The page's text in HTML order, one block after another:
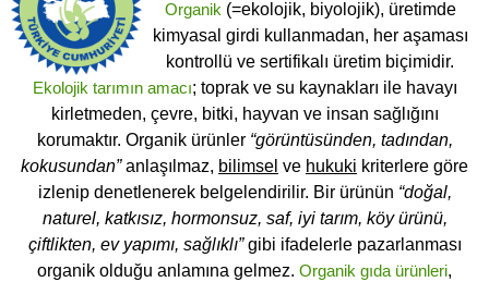
Organik (=ekolojik, biyolojik), üretimde
kimyasal girdi kullanmadan, her aşaması
kontrollü ve sertifikalı üretim biçimidir.
Ekolojik tarımın amacı; toprak ve su kaynakları ile havayı
kirletmeden, çevre, bitki, hayvan ve insan sağlığını
korumaktır. Organik ürünler “görüntüsünden, tadından,
kokusundan”anlaşılmaz, bilimsel ve hukuki kriterlere göre
izlenip denetlenerek belgelendirilir. Bir ürünün “doğal,
naturel, katkısız, hormonsuz, saf, iyi tarım, köy ürünü,
çiftlikten, ev yapımı, sağlıklı”gibi ifadelerle pazarlanması
organik olduğu anlamına gelmez. Organik gıda ürünleri,